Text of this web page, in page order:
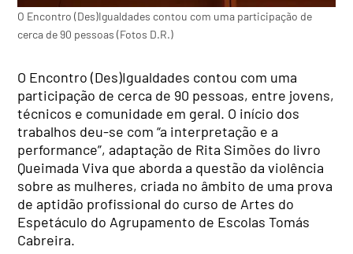
O Encontro (Des)Igualdades contou com uma participação de
cerca de 90 pessoas (Fotos D.R.)
O Encontro (Des)Igualdades contou com uma
participação de cerca de 90 pessoas, entre jovens,
técnicos e comunidade em geral. O início dos
trabalhos deu-se com “a interpretação e a
performance”, adaptação de Rita Simões do livro
Queimada Viva que aborda a questão da violência
sobre as mulheres, criada no âmbito de uma prova
de aptidão profissional do curso de Artes do
Espetáculo do Agrupamento de Escolas Tomás
Cabreira.